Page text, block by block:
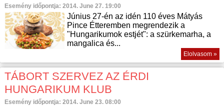
Esemény időpontja: 2014. June 27. 19:00
Június 27-én az idén 110 éves Mátyás
Pince Étteremben megrendezik a
"Hungarikumok estjét": a szürkemarha, a
mangalica és...
Elolvasom »
TÁBORT SZERVEZ AZ ÉRDI
HUNGARIKUM KLUB
Esemény időpontja: 2014. June 23. 08:00